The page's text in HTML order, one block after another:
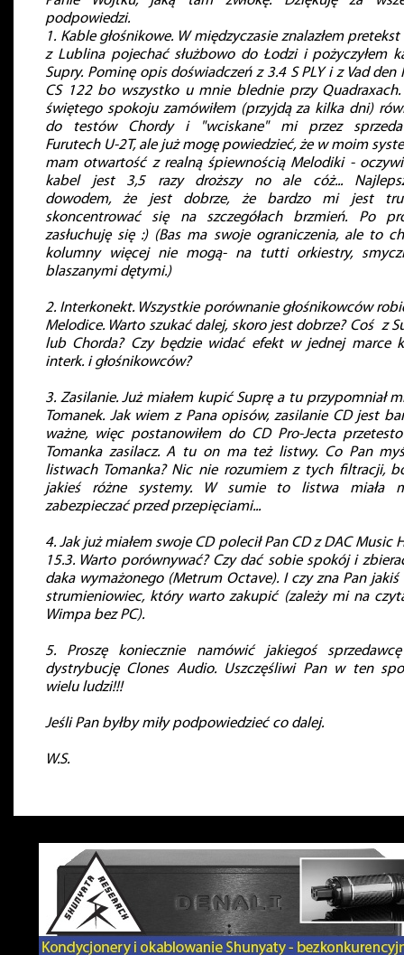
podpowiedzi.
1. Kable głośnikowe. W międzyczasie znalazłem
z Lublina pojechać służbowo do Łodzi i pożyczyłem
Supry. Pominę opis doświadczeń z 3.4 S PLY i z Vad den
CS 122 bo wszystko u mnie blednie przy Quadraxach.
świętego spokoju zamówiłem (przyjdą za kilka dni)
do testów Chordy i "wciskane" mi przez
Furutech U-2T, ale już mogę powiedzieć, że w moim
mam otwartość z realną śpiewnością Melodiki -
kabel jest 3,5 razy droższy no ale cóż...
dowodem, że jest dobrze, że bardzo mi jest
skoncentrować się na szczegółach brzmień. Po
zasłuchuję się :) (Bas ma swoje ograniczenia, ale to
kolumny więcej nie mogą- na tutti orkiestry,
blaszanymi dętymi.)
2. Interkonekt. Wszystkie porównanie głośnikowców
Melodice. Warto szukać dalej, skoro jest dobrze? Coś z
lub Chorda? Czy będzie widać efekt w jednej marce
interk. i głośnikowców?
3. Zasilanie. Już miałem kupić Suprę a tu przypomniał
Tomanek. Jak wiem z Pana opisów, zasilanie CD jest
ważne, więc postanowiłem do CD Pro-Jecta
Tomanka zasilacz. A tu on ma też listwy. Co Pan
listwach Tomanka? Nic nie rozumiem z tych filtracji,
jakieś różne systemy. W sumie to listwa miała
zabezpieczać przed przepięciami...
4. Jak już miałem swoje CD polecił Pan CD z DAC Music
15.3. Warto porównywać? Czy dać sobie spokój i
daka wymażonego (Metrum Octave). I czy zna Pan jakiś
strumieniowiec, który warto zakupić (zależy mi na
Wimpa bez PC).
5. Proszę koniecznie namówić jakiegoś
dystrybucję Clones Audio. Uszczęśliwi Pan w ten
wielu ludzi!!!
Jeśli Pan byłby miły podpowiedzieć co dalej.
W.S.